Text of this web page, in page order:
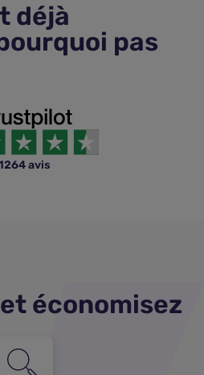
déjà
pas
avis
économisez